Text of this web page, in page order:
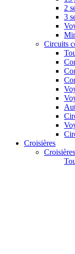
2
3
Circuits
Croisières